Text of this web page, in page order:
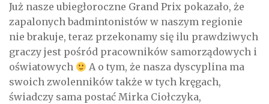
Już nasze ubiegłoroczne Grand Prix pokazało, że
zapalonych badmintonistów w naszym regionie
nie brakuje, teraz przekonamy się ilu prawdziwych
graczy jest pośród pracowników samorządowych i
oświatowych
A o tym, że nasza dyscyplina ma
swoich zwolenników także w tych kręgach,
świadczy sama postać Mirka Ciołczyka,